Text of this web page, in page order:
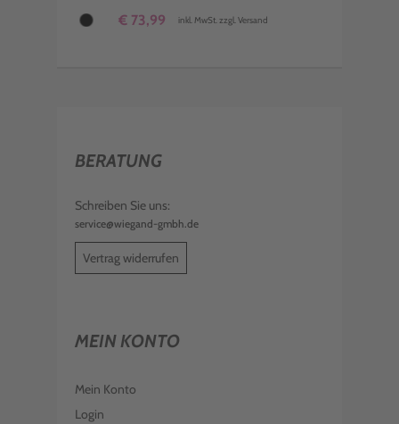
€ 73,99 inkl. MwSt. zzgl. Versand
BERATUNG
Schreiben Sie uns:
service@wiegand-gmbh.de
Vertrag widerrufen
MEIN KONTO
Mein Konto
Login